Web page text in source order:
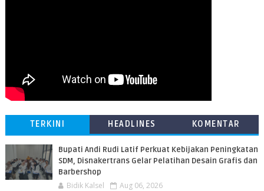
TERKINI HEADLINES KOMENTAR
Bupati Andi Rudi Latif Perkuat Kebijakan Peningkatan
SDM, Disnakertrans Gelar Pelatihan Desain Grafis dan
Barbershop
Bidik Kalsel Aug 06, 2026